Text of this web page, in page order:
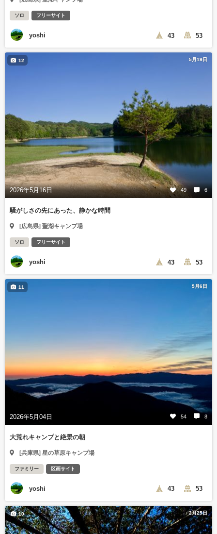
ソロ フリーサイト
yoshi 43 53
5月19日
2026年5月16日 49 6
12
騒がしさの先にあった、静かな時間
[広島県] 聖湖キャンプ場
ソロ フリーサイト
yoshi 43 53
5月6日
2026年5月04日 54 8
11
大荒れキャンプと絶景の朝
[兵庫県] 星の草原キャンプ場
ファミリー 区画サイト
yoshi 43 53
2月25日
10